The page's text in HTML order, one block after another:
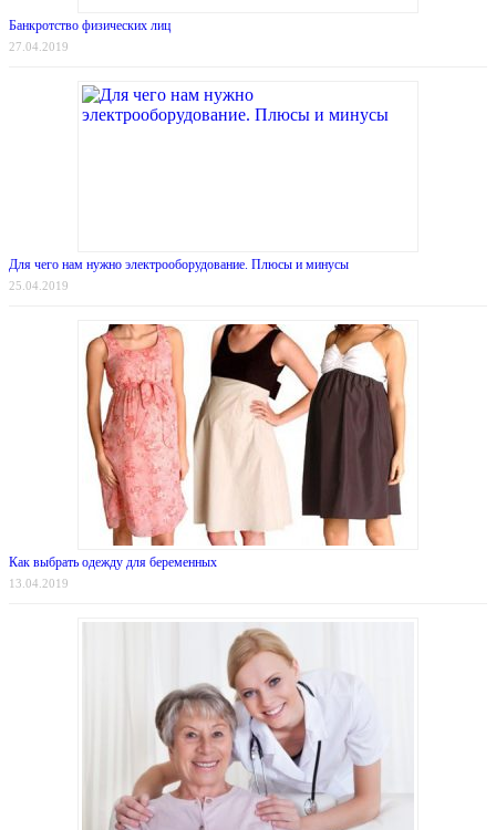
Банкротство физических лиц
27.04.2019
Для чего нам нужно электрооборудование. Плюсы и минусы
25.04.2019
Как выбрать одежду для беременных
13.04.2019